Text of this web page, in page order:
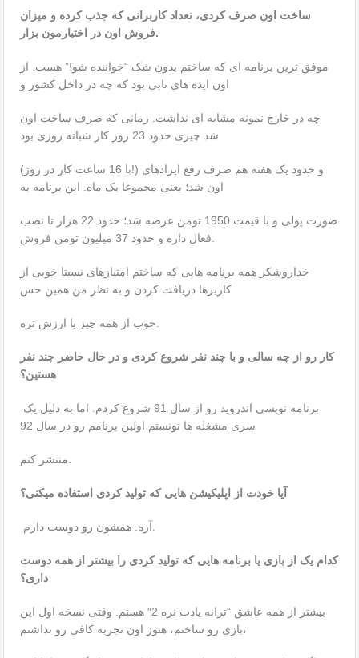
ساخت اون صرف کردی، تعداد کاربرانی که جذب کرده و میزان
فروش اون در اختیارمون بزار.
موفق ترین برنامه ای که ساختم بدون شک “خواننده شو!” هست. از
اون ایده های نابی بود که چه در داخل کشور و
چه در خارج نمونه مشابه ای نداشت. زمانی که صرف ساخت اون
شد چیزی حدود 23 روز کار شبانه روزی بود
(با 16 ساعت کار در روز!) و حدود یک هفته هم صرف رفع ایرادهای
اون شد؛ یعنی مجموعا یک ماه. این برنامه به
صورت پولی و با قیمت 1950 تومن عرضه شد؛ حدود 22 هزار تا نصب
فعال داره و حدود 37 میلیون تومن فروش.
خداروشکر همه برنامه هایی که ساختم امتیازهای نسبتا خوبی از
خوب از همه چیز با ارزش تره.
کار رو از چه سالی و با چند نفر شروع کردی و در حال حاضر چند نفر
هستین؟
سری مشغله ها تونستم اولین برنامم رو در سال 92
منتشر کنم.
آیا خودت از اپلیکیشن هایی که تولید کردی استفاده میکنی؟
آره. همشون رو دوست دارم.
کدام یک از بازی یا برنامه هایی که تولید کردی را بیشتر از همه دوست
داری؟
بیشتر از همه عاشق “ترانه یادت نره 2″ هستم. وقتی نسخه اول این
بازی رو ساختم، هنوز اون تجربه کافی رو نداشتم،